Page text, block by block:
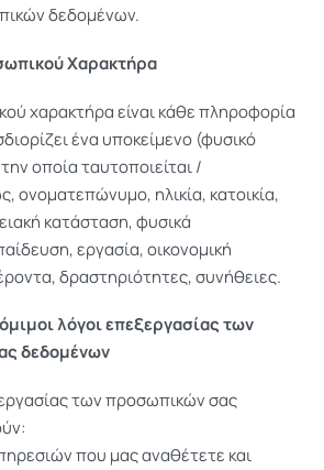
δεδομένων.
Χαρακτήρα
χαρακτήρα είναι κάθε πληροφορία
ένα υποκείμενο (φυσικό
οποία ταυτοποιείται /
ονοματεπώνυμο, ηλικία, κατοικία,
κατάσταση, φυσικά
εργασία, οικονομική
δραστηριότητες, συνήθειες.
λόγοι επεξεργασίας των
δεδομένων
των προσωπικών σας
που μας αναθέτετε και